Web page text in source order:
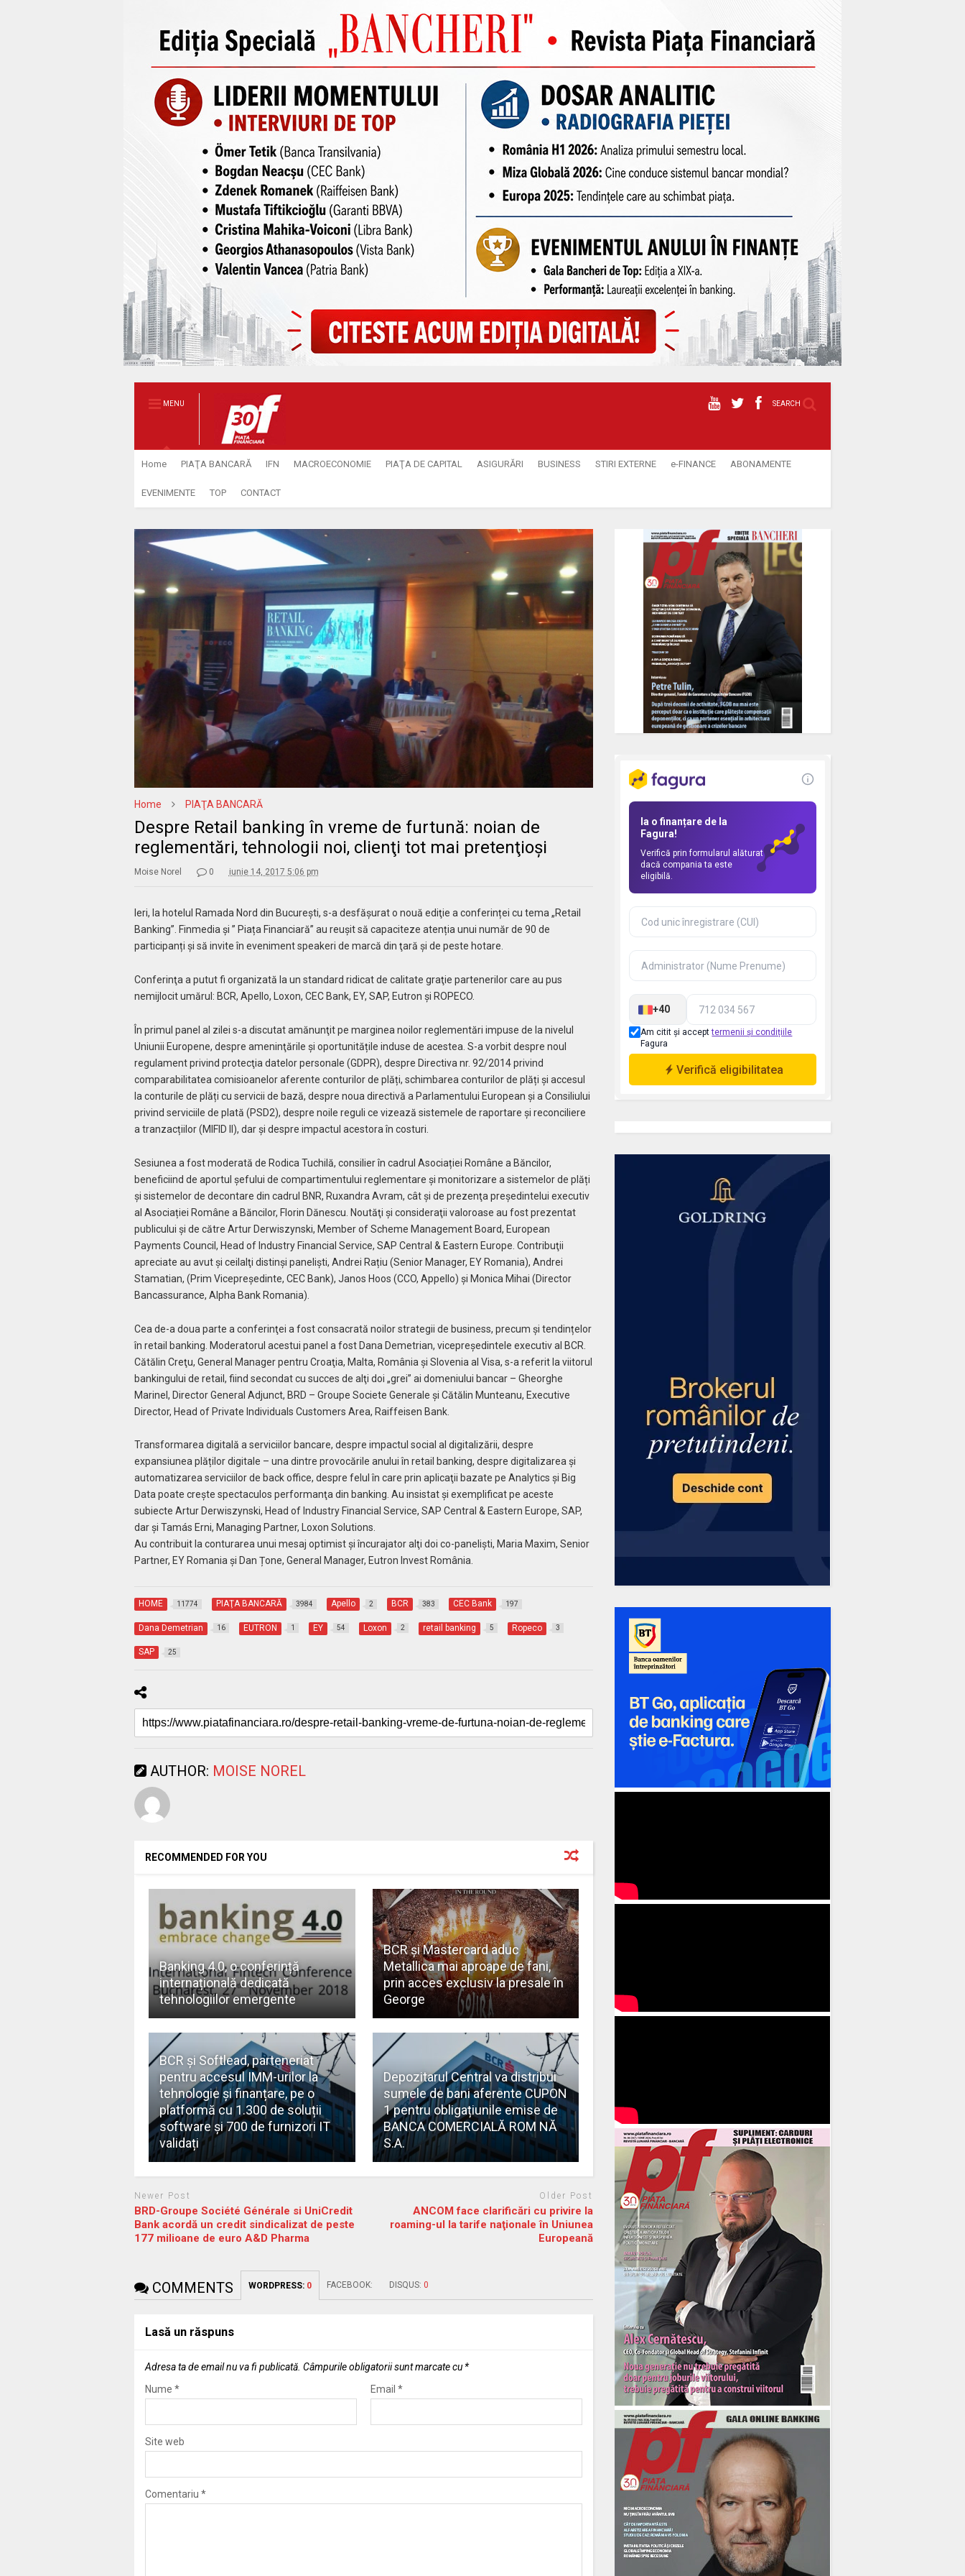
MENU SEARCH
Home PIAŢA BANCARĂ IFN MACROECONOMIE PIAŢA DE CAPITAL ASIGURĂRI BUSINESS STIRI EXTERNE e-FINANCE ABONAMENTE
EVENIMENTE TOP CONTACT
Home PIAŢA BANCARĂ
Despre Retail banking în vreme de furtună: noian de
reglementări, tehnologii noi, clienţi tot mai pretenţioşi
Moise Norel 0 iunie 14, 2017 5:06 pm
Ieri, la hotelul Ramada Nord din Bucureşti, s-a desfăşurat o nouă ediţie a conferinței cu tema „Retail
Banking”. Finmedia și ” Piața Financiară” au reușit să capaciteze atenția unui număr de 90 de
participanți și să invite în eveniment speakeri de marcă din ţară şi de peste hotare.
Conferinţa a putut fi organizată la un standard ridicat de calitate graţie partenerilor care au pus
nemijlocit umărul: BCR, Apello, Loxon, CEC Bank, EY, SAP, Eutron și ROPECO.
În primul panel al zilei s-a discutat amănunţit pe marginea noilor reglementări impuse de la nivelul
Uniunii Europene, despre ameninţările și oportunitățile induse de acestea. S-a vorbit despre noul
regulament privind protecţia datelor personale (GDPR), despre Directiva nr. 92/2014 privind
comparabilitatea comisioanelor aferente conturilor de plăți, schimbarea conturilor de plăți și accesul
la conturile de plăți cu servicii de bază, despre noua directivă a Parlamentului European și a Consiliului
privind serviciile de plată (PSD2), despre noile reguli ce vizează sistemele de raportare și reconciliere
a tranzacțiilor (MIFID II), dar şi despre impactul acestora în costuri.
Sesiunea a fost moderată de Rodica Tuchilă, consilier în cadrul Asociației Române a Băncilor,
beneficiind de aportul şefului de compartimentului reglementare și monitorizare a sistemelor de plăți
și sistemelor de decontare din cadrul BNR, Ruxandra Avram, cât şi de prezenţa președintelui executiv
al Asociației Române a Băncilor, Florin Dănescu. Noutăţi şi consideraţii valoroase au fost prezentat
publicului şi de către Artur Derwiszynski, Member of Scheme Management Board, European
Payments Council, Head of Industry Financial Service, SAP Central & Eastern Europe. Contribuţii
apreciate au avut şi ceilalţi distinşi panelişti, Andrei Rațiu (Senior Manager, EY Romania), Andrei
Stamatian, (Prim Vicepreședinte, CEC Bank), Janos Hoos (CCO, Appello) şi Monica Mihai (Director
Bancassurance, Alpha Bank Romania).
Cea de-a doua parte a conferinţei a fost consacrată noilor strategii de business, precum şi tendințelor
în retail banking. Moderatorul acestui panel a fost Dana Demetrian, vicepreședintele executiv al BCR.
Cătălin Creţu, General Manager pentru Croaţia, Malta, România şi Slovenia al Visa, s-a referit la viitorul
bankingului de retail, fiind secondat cu succes de alţi doi „grei” ai domeniului bancar – Gheorghe
Marinel, Director General Adjunct, BRD – Groupe Societe Generale şi Cătălin Munteanu, Executive
Director, Head of Private Individuals Customers Area, Raiffeisen Bank.
Transformarea digitală a serviciilor bancare, despre impactul social al digitalizării, despre
expansiunea plăților digitale – una dintre provocările anului în retail banking, despre digitalizarea și
automatizarea serviciilor de back office, despre felul în care prin aplicaţii bazate pe Analytics şi Big
Data poate creşte spectaculos performanţa din banking. Au insistat şi exemplificat pe aceste
subiecte Artur Derwiszynski, Head of Industry Financial Service, SAP Central & Eastern Europe, SAP,
dar şi Tamás Erni, Managing Partner, Loxon Solutions.
Au contribuit la conturarea unui mesaj optimist şi încurajator alţi doi co-panelişti, Maria Maxim, Senior
Partner, EY Romania şi Dan Țone, General Manager, Eutron Invest România.
HOME 11774 PIAŢA BANCARĂ 3984 Apello 2 BCR 383 CEC Bank 197
Dana Demetrian 16 EUTRON 1 EY 54 Loxon 2 retail banking 5 Ropeco 3
SAP 25
AUTHOR: MOISE NOREL
RECOMMENDED FOR YOU
Banking 4.0, o conferință
internațională dedicată
tehnologiilor emergente
BCR și Mastercard aduc
Metallica mai aproape de fani,
prin acces exclusiv la presale în
George
BCR și Softlead, parteneriat
pentru accesul IMM-urilor la
tehnologie și finanțare, pe o
platformă cu 1.300 de soluții
software și 700 de furnizori IT
validați
Depozitarul Central va distribui
sumele de bani aferente CUPON
1 pentru obligațiunile emise de
BANCA COMERCIALĂ ROM NĂ
S.A.
Newer Post
BRD-Groupe Société Générale si UniCredit
Bank acordă un credit sindicalizat de peste
177 milioane de euro A&D Pharma
Older Post
ANCOM face clarificări cu privire la
roaming-ul la tarife naţionale în Uniunea
Europeană
COMMENTS WORDPRESS: 0 FACEBOOK: DISQUS: 0
Lasă un răspuns
Adresa ta de email nu va fi publicată. Câmpurile obligatorii sunt marcate cu *
Nume * Email *
Site web
Comentariu *